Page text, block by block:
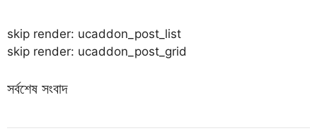
skip render: ucaddon_post_list
skip render: ucaddon_post_grid
সর্বশেষ সংবাদ